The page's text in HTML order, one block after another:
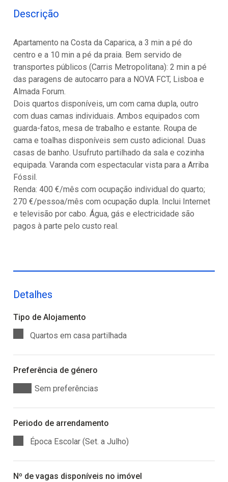
Descrição
Apartamento na Costa da Caparica, a 3 min a pé do
centro e a 10 min a pé da praia. Bem servido de
transportes públicos (Carris Metropolitana): 2 min a pé
das paragens de autocarro para a NOVA FCT, Lisboa e
Almada Forum.
Dois quartos disponíveis, um com cama dupla, outro
com duas camas individuais. Ambos equipados com
guarda-fatos, mesa de trabalho e estante. Roupa de
cama e toalhas disponíveis sem custo adicional. Duas
casas de banho. Usufruto partilhado da sala e cozinha
equipada. Varanda com espectacular vista para a Arriba
Fóssil.
Renda: 400 €/mês com ocupação individual do quarto;
270 €/pessoa/mês com ocupação dupla. Inclui Internet
e televisão por cabo. Água, gás e electricidade são
pagos à parte pelo custo real.
Detalhes
Tipo de Alojamento
Quartos em casa partilhada
Preferência de género
Sem preferências
Periodo de arrendamento
Época Escolar (Set. a Julho)
Nº de vagas disponíveis no imóvel